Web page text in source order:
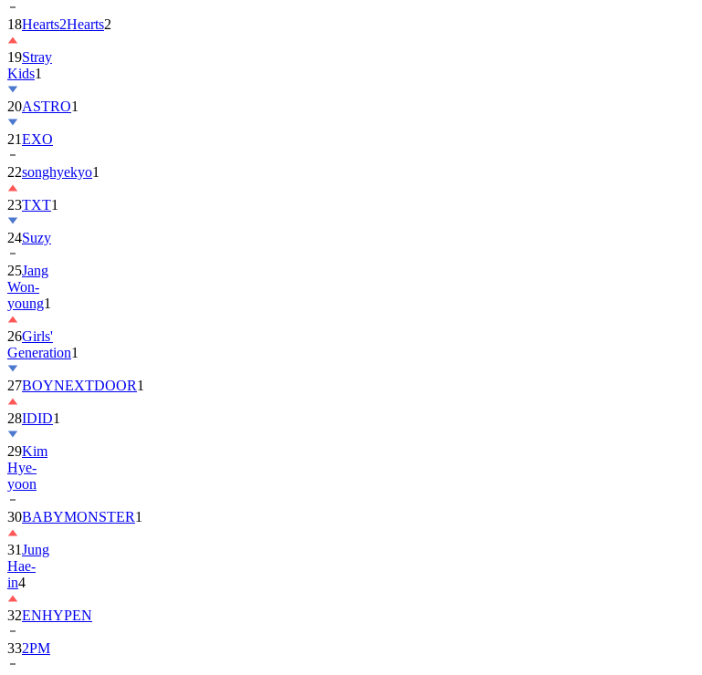
18Hearts2Hearts2
19Stray
Kids1
20ASTRO1
21EXO
22songhyekyo1
23TXT1
24Suzy
25Jang
Won-
young1
26Girls'
Generation1
27BOYNEXTDOOR1
28IDID1
29Kim
Hye-
yoon
30BABYMONSTER1
31Jung
Hae-
in4
32ENHYPEN
332PM